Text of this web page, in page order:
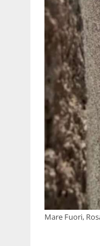
Mare Fuori,